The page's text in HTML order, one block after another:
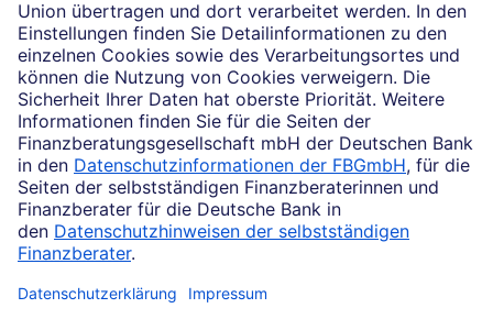
Gesundheit schützen
Rechtliche Hinweise
Datenschutz
Barrierefreiheit
Cookie-Einstellungen
Transparenzhinweis: Auf dieser Webseite werden vereinzelt Bilder verwendet,